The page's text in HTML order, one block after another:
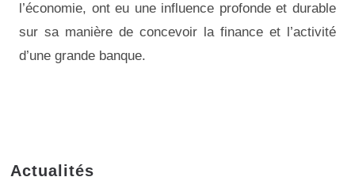
l’économie, ont eu une influence profonde et durable
sur sa manière de concevoir la finance et l’activité
d’une grande banque.
Actualités